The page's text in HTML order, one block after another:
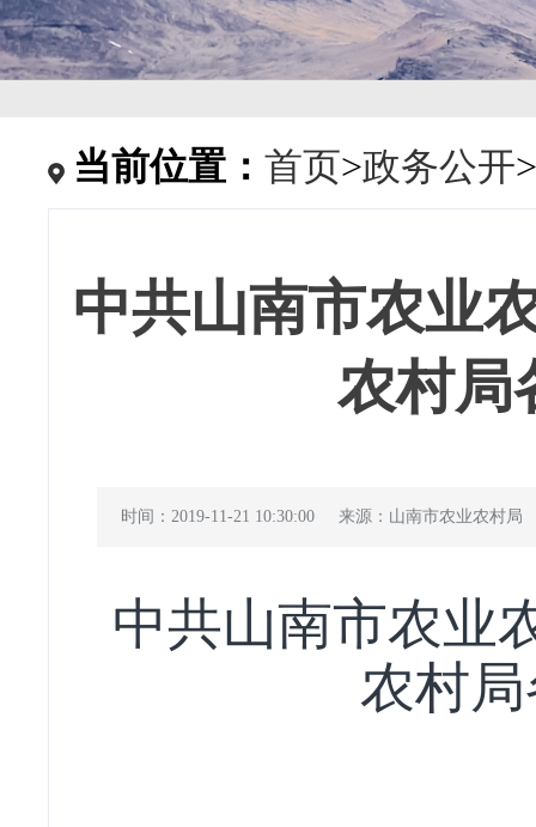
当前位置： 首页>政务公开>
中共山南市农业
农村局
时间：2019-11-21 10:30:00 来源：山南市农业农村局
中共山南市农业
农村